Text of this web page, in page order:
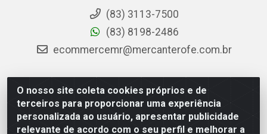
O nosso site coleta cookies próprios e de
terceiros para proporcionar uma experiência
personalizada ao usuário, apresentar publicidade
relevante de acordo com o seu perfil e melhorar a
(83) 3113-7500
(83) 8198-2486
ecommercemr@mercanterofe.com.br
MR Distribuidora - Rua Hortêncio Ribeiro de Luna, 3777 -
Distrito Industrial, João Pessoa/PB - CEP 58081-400 -
CNPJ 35.428.312/0001-85